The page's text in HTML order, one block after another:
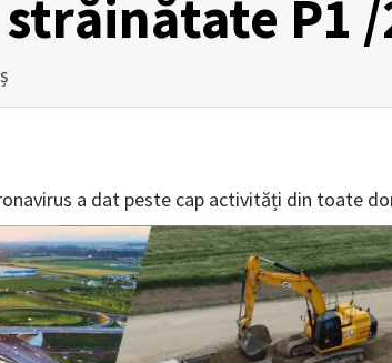
P1 /
a dat peste cap activități din toate